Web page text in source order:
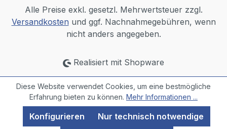
Alle Preise exkl. gesetzl. Mehrwertsteuer zzgl.
Versandkosten und ggf. Nachnahmegebühren, wenn
nicht anders angegeben.
Realisiert mit Shopware
Diese Website verwendet Cookies, um eine bestmögliche
Erfahrung bieten zu können. Mehr Informationen ...
Nur technisch notwendige
Konfigurieren